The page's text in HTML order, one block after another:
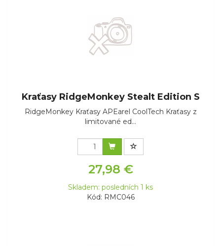
Kraťasy RidgeMonkey Stealt Edition S
RidgeMonkey Kraťasy APEarel CoolTech Kraťasy z
limitované ed...
27,98 €
Skladem: posledních 1 ks
Kód: RMC046